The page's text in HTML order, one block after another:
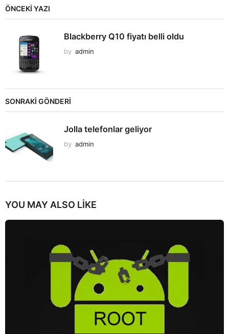
ÖNCEKI YAZI
Blackberry Q10 fiyatı belli oldu
by admin
SONRAKİ GÖNDERİ
Jolla telefonlar geliyor
by admin
YOU MAY ALSO LIKE